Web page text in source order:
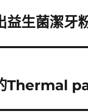
益生菌潔牙
Thermal